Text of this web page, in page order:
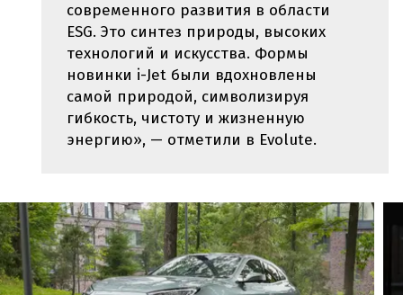
современного развития в области
ESG. Это синтез природы, высоких
технологий и искусства. Формы
новинки i-Jet были вдохновлены
самой природой, символизируя
гибкость, чистоту и жизненную
энергию», — отметили в Evolute.